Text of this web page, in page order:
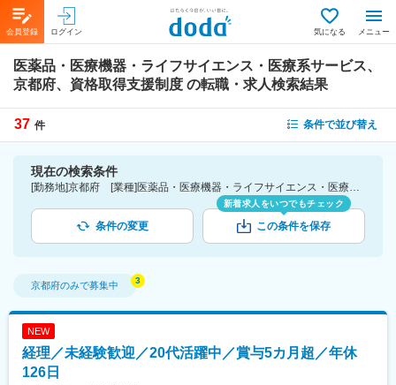
会員登録 ログイン 気になる メニュー
医薬品・医療機器・ライフサイエンス・医療系サービス、
京都府、資格取得支援制度 の転職・求人検索結果
37 件 条件で並び替え
現在の検索条件
[勤務地]京都府 [業種]医薬品・医療機器・ライフサイエンス・医療系サービス [詳細条件](待遇・福利厚生)資格取得支援制度
条件の変更
新着求人をいつでもチェック
この条件を保存
京都府のみで募集中
NEW
経理／未経験歓迎／20代活躍中／賞与5カ月超／年休
126日